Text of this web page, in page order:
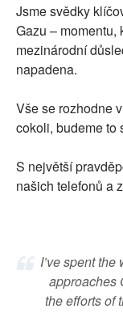
Jsme svědky
Gazu – momentu,
mezinárodní
napadena.
Vše se rozhodne
cokoli, budeme to
S největší
našich telefonů a
I’ve spent
approaches
the efforts of